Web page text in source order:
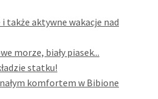
także aktywne wakacje nad
morze, biały piasek...
statku!
komfortem w Bibione